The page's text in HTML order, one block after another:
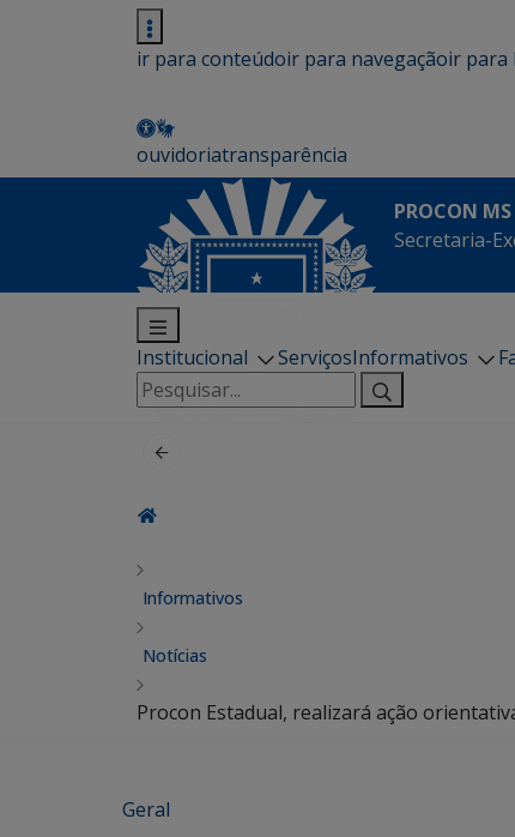
ir para conteúdoir para navegaçãoir para
ouvidoriatransparência
PROCON MS
Secretaria-
Institucional ServiçosInformativos
Pesquisar
por:
Informativos
Notícias
Procon Estadual, realizará ação
Geral